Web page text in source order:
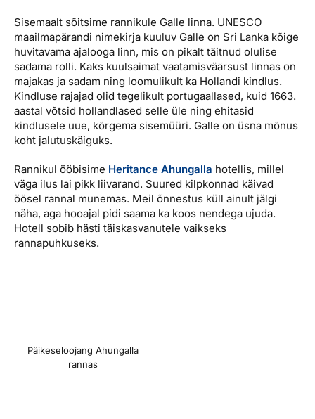
Sisemaalt sõitsime rannikule Galle linna. UNESCO
maailmapärandi nimekirja kuuluv Galle on Sri Lanka kõige
huvitavama ajalooga linn, mis on pikalt täitnud olulise
sadama rolli. Kaks kuulsaimat vaatamisväärsust linnas on
majakas ja sadam ning loomulikult ka Hollandi kindlus.
Kindluse rajajad olid tegelikult portugaallased, kuid 1663.
aastal võtsid hollandlased selle üle ning ehitasid
kindlusele uue, kõrgema sisemüüri. Galle on üsna mõnus
koht jalutuskäiguks.
Rannikul ööbisime Heritance Ahungalla hotellis, millel
väga ilus lai pikk liivarand. Suured kilpkonnad käivad
öösel rannal munemas. Meil õnnestus küll ainult jälgi
näha, aga hooajal pidi saama ka koos nendega ujuda.
Hotell sobib hästi täiskasvanutele vaikseks
rannapuhkuseks.
Päikeseloojang Ahungalla
rannas